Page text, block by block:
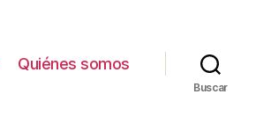
Quiénes somos
Buscar